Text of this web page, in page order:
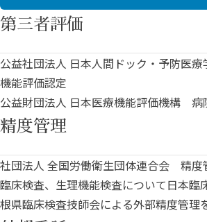
第三者評価
公益社団法人 日本人間ドック・予防医
機能評価認定
公益財団法人 日本医療機能評価機構 病
精度管理
社団法人 全国労働衛生団体連合会 精度
臨床検査、生理機能検査について日本臨
根県臨床検査技師会による外部精度管理